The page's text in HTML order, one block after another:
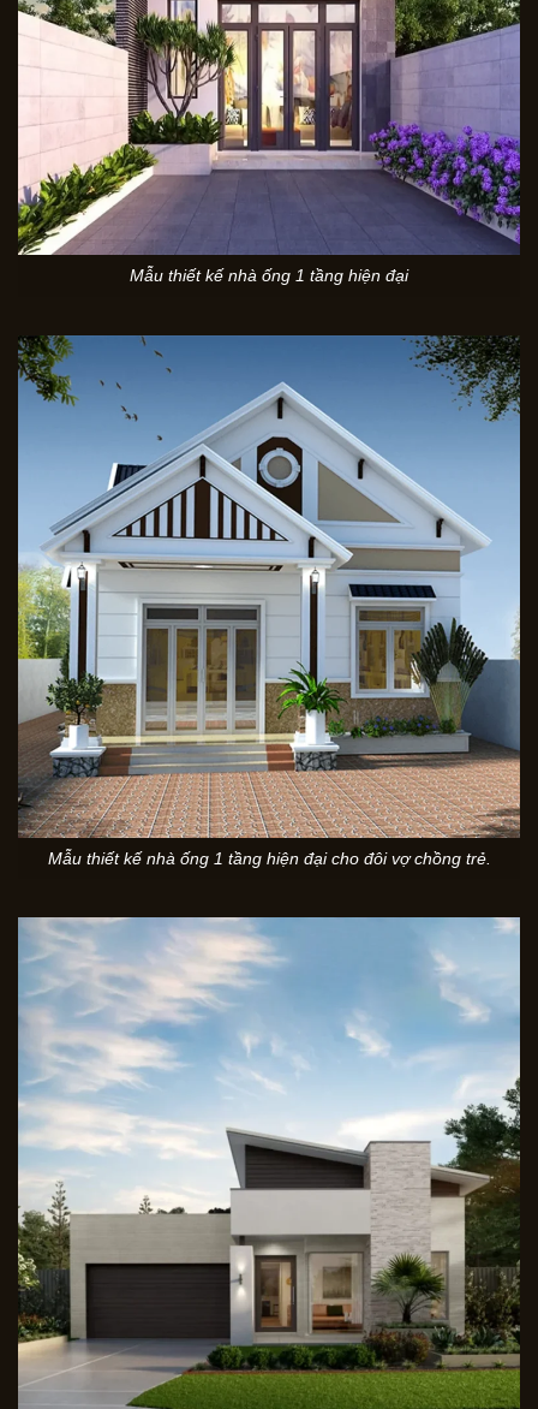
Mẫu thiết kế nhà ống 1 tầng hiện đại
Mẫu thiết kế nhà ống 1 tầng hiện đại cho đôi vợ chồng trẻ.